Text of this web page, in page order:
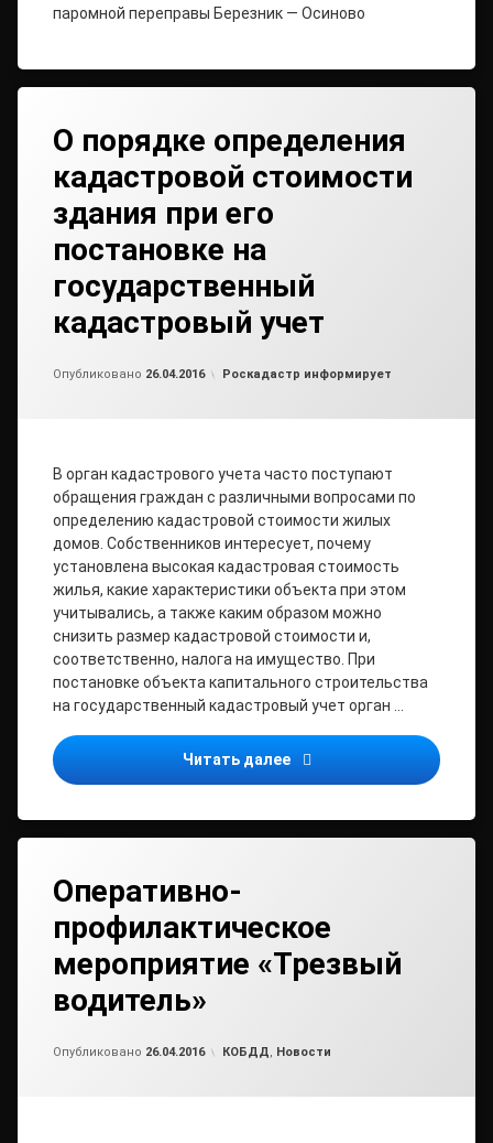
паромной переправы Березник — Осиново
О порядке определения
кадастровой стоимости
здания при его
постановке на
государственный
кадастровый учет
Опубликовано 26.04.2016 Рубрики:
Роскадастр информирует
В орган кадастрового учета часто поступают
обращения граждан с различными вопросами по
определению кадастровой стоимости жилых
домов. Собственников интересует, почему
установлена высокая кадастровая стоимость
жилья, какие характеристики объекта при этом
учитывались, а также каким образом можно
снизить размер кадастровой стоимости и,
соответственно, налога на имущество. При
постановке объекта капитального строительства
на государственный кадастровый учет орган …
Читать далее О порядке определения
Оперативно-
профилактическое
мероприятие «Трезвый
водитель»
Опубликовано 26.04.2016 Рубрики:
КОБДД, Новости